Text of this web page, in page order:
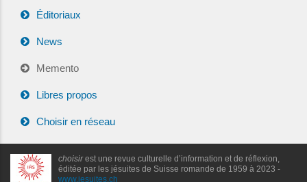
Éditoriaux
News
Memento
Libres propos
Choisir en réseau
choisirest une revue culturelle d’information et de réflexion,
éditée par les jésuites de Suisse romande de 1959 à 2023 -
www.jesuites.ch